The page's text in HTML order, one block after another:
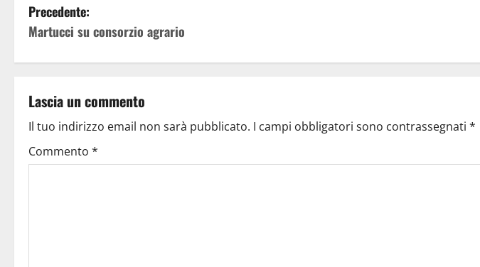
Precedente:
Martucci su consorzio agrario
Lascia un commento
Il tuo indirizzo email non sarà pubblicato. I campi obbligatori sono contrassegnati *
Commento *